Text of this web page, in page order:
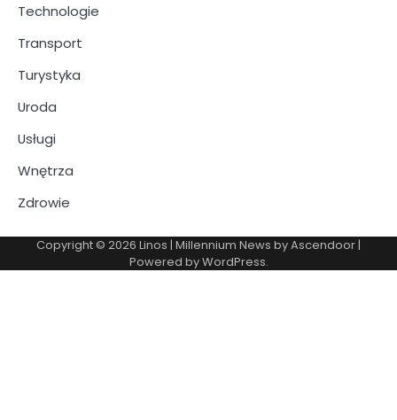
Technologie
Transport
Turystyka
Uroda
Usługi
Wnętrza
Zdrowie
Copyright © 2026 Linos | Millennium News byAscendoor|
Powered byWordPress.